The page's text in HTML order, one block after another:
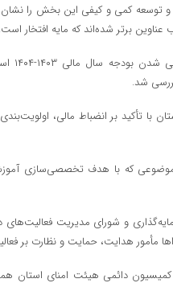
رشد و توسعه کمی و کیفی این بخش را
برتر شده‌اند که مایه افتخار است.
در
شد.
و بودجه سال مالی ۱۴۰۴-۱۴۰۵ استان با تأکید بر
که با هدف تخصصی‌سازی
و شورای مدیریت فعالیت‌های
مأمور هدایت، حمایت و نظارت بر
دائمی هیئت امنای استان